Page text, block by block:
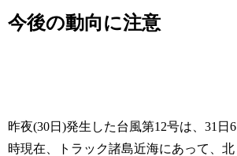
今後の動向に注意
昨夜(30日)発生した台風第12号は、31日6
時現在、トラック諸島近海にあって、北